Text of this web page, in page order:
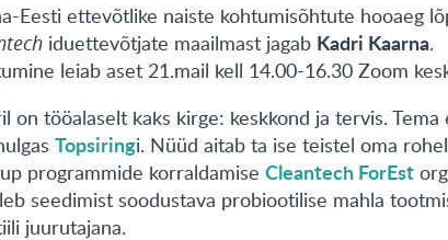
Eesti ettevõtlike naiste kohtumisõhtute hooaeg
iduettevõtjate maailmast jagab Kadri Kaarna.
leiab aset 21.mail kell 14.00-16.30 Zoom
on tööalaselt kaks kirge: keskkond ja tervis.
Topsiringi. Nüüd aitab ta ise teistel oma
programmide korraldamiseCleantech ForEst
seedimist soodustava probiootilise mahla
juurutajana.